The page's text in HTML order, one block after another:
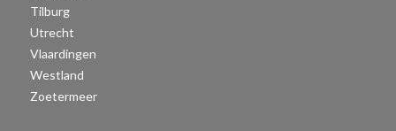
Tilburg
Utrecht
Vlaardingen
Westland
Zoetermeer